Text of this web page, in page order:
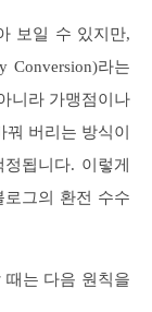
보일 수 있지만,
Conversion)라는
니라 가맹점이나
버리는 방식이
됩니다. 이렇게
그의 환전 수수
때는 다음 원칙을